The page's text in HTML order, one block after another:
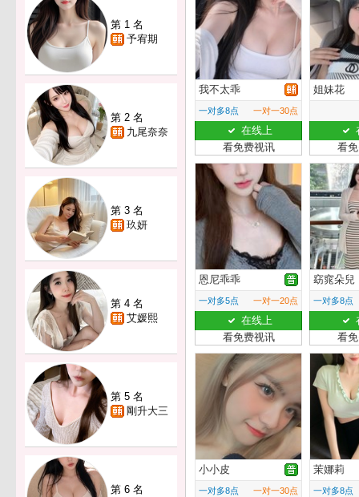
第 1 名
予宥期
第 2 名
九尾奈奈
第 3 名
玖妍
第 4 名
艾媛熙
第 5 名
剛升大三
第 6 名
我不太乖
一对多8点 一对一30点
在线上
看免费视讯
姐妹花
看
恩尼乖乖
一对多5点 一对一20点
在线上
看免费视讯
窈窕朵兒
一对多8点
看
小小皮
一对多8点 一对一30点
茉娜莉
一对多8点